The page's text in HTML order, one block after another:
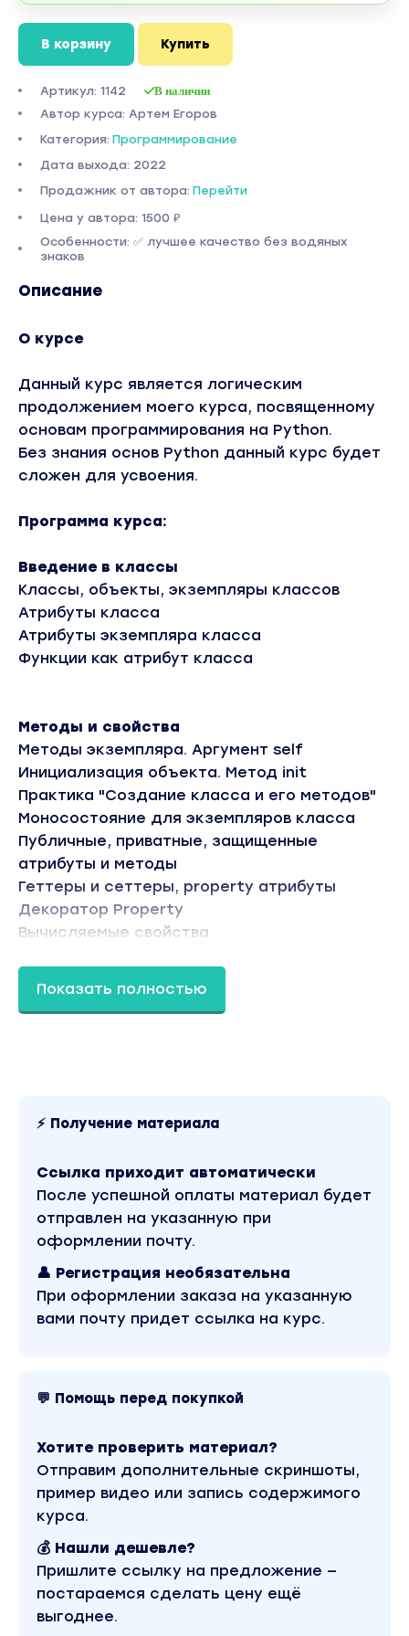
В корзину Купить
Артикул: 1142 В наличии
Автор курса: Артем Егоров
Категория: Программирование
Дата выхода: 2022
Продажник от автора: Перейти
Цена у автора: 1500 ₽
Особенности: ✅ лучшее качество без водяных
знаков
Описание
О курсе
Данный курс является логическим
продолжением моего курса, посвященному
основам программирования на Python.
Без знания основ Python данный курс будет
сложен для усвоения.
Программа курса:
Введение в классы
Классы, объекты, экземпляры классов
Атрибуты класса
Атрибуты экземпляра класса
Функции как атрибут класса
Методы и свойства
Методы экземпляра. Аргумент self
Инициализация объекта. Метод init
Практика "Создание класса и его методов"
Моносостояние для экземпляров класса
Публичные, приватные, защищенные
атрибуты и методы
Геттеры и сеттеры, property атрибуты
Декоратор Property
Вычисляемые свойства
Магические методы. Методы __str__ и
__repr__
Магические методы __add__, __mul__, __sub__
и __truediv__
Специальные методы сравнения объектов
классов
Магические методы __eq__ и __hash__
Магический метод __bool__
Магический метод __call__
__delitem__
Магические методы __iter__ и __next__
Наследование
Принцип наследования в ООП
Наследование от object и от других
встроенных типов
Переопределение методов в Python
Расширение класса в Python
Делегирование в Python
Показать полностью
⚡ Получение материала
Ссылка приходит автоматически
После успешной оплаты материал будет
отправлен на указанную при
оформлении почту.
👤 Регистрация необязательна
При оформлении заказа на указанную
вами почту придет ссылка на курс.
💬 Помощь перед покупкой
Хотите проверить материал?
Отправим дополнительные скриншоты,
пример видео или запись содержимого
курса.
💰 Нашли дешевле?
Пришлите ссылку на предложение —
постараемся сделать цену ещё
выгоднее.